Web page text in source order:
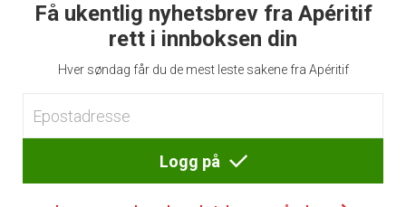
Få ukentlig nyhetsbrev fra Apéritif
rett i innboksen din
Hver søndag får du de mest leste sakene fra Apéritif
Logg på